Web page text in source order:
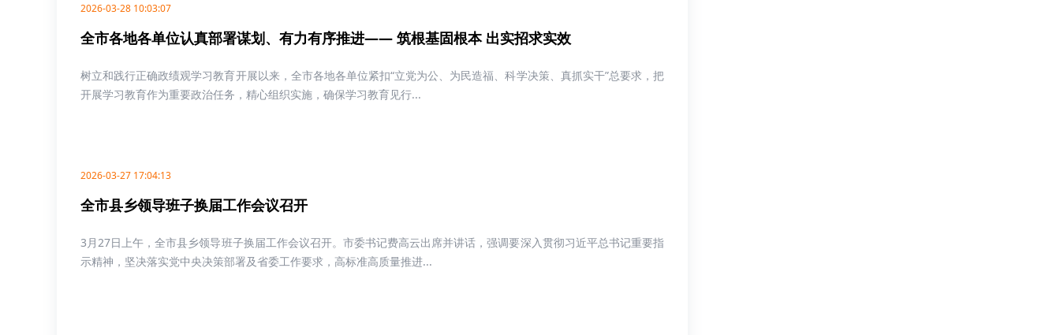
2026-03-28 10:03:07
全市各地各单位认真部署谋划、有力有序推进—— 筑根基固根本 出实招求实效
树立和践行正确政绩观学习教育开展以来，全市各地各单位紧扣“立党为公、为民造福、科学决策、真抓实干”总要求，把
开展学习教育作为重要政治任务，精心组织实施，确保学习教育见行...
2026-03-27 17:04:13
全市县乡领导班子换届工作会议召开
3月27日上午，全市县乡领导班子换届工作会议召开。市委书记费高云出席并讲话，强调要深入贯彻习近平总书记重要指
示精神，坚决落实党中央决策部署及省委工作要求，高标准高质量推进...